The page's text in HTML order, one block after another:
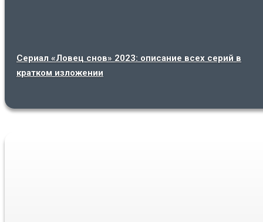
Сериал «Ловец снов» 2023: описание всех серий в
кратком изложении